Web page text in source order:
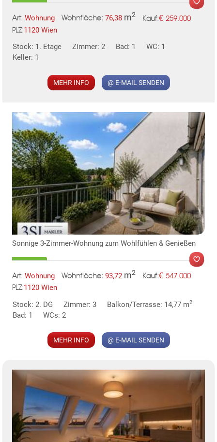
Art: Wohnung Wohnfläche: 76,38 m2 Kauf:€ 259.000
PLZ:1120 Wien
Stock: 1. Etage
Zimmer: 2 Bad: 1
WC: 1
Keller: 1
MEHR INFO @ E-MAIL SENDEN
Sonnige 3-Zimmer-Wohnung zum Wohlfühlen & Genießen
Art: Wohnung Wohnfläche: 93,72 m2 Kauf:€ 547.000
PLZ:1120 Wien
Stock: 2. DG
Zimmer: 3 Balkon/Terrasse: 14,77 m2
Bad: 1 WCs: 2
MEHR INFO @ E-MAIL SENDEN